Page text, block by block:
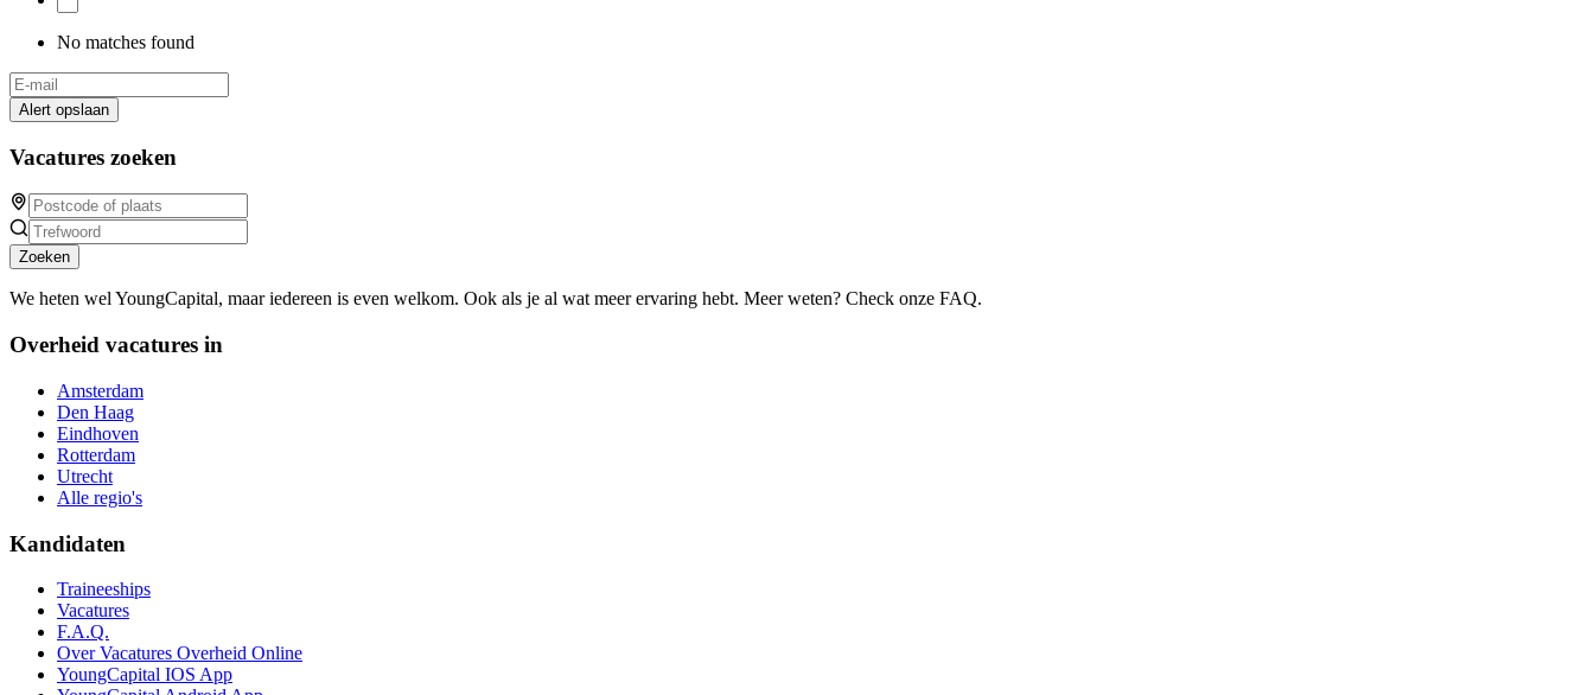
No matches found
Alert opslaan
Vacatures zoeken
Zoeken
We heten wel YoungCapital, maar iedereen is even welkom. Ook als je al wat meer ervaring hebt. Meer weten? Check onze FAQ.
Overheid vacatures in
Amsterdam
Den Haag
Eindhoven
Rotterdam
Utrecht
Alle regio's
Kandidaten
Traineeships
Vacatures
F.A.Q.
Over Vacatures Overheid Online
YoungCapital IOS App